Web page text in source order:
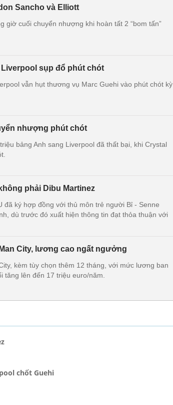
Sancho và Elliott
giờ cuối chuyển nhượng khi hoàn tất 2 “bom tấn”
sụp đổ phút chót
vẫn hụt thương vụ Marc Guehi vào phút chót kỳ
nhượng phút chót
bảng Anh sang Liverpool đã thất bại, khi Crystal
phải Dibu Martinez
đã ký hợp đồng với thủ môn trẻ người Bỉ - Senne
dù trước đó xuất hiện thông tin đạt thỏa thuận với
City, lương cao ngất ngưởng
kèm tùy chọn thêm 12 tháng, với mức lương ban
tăng lên đến 17 triệu euro/năm.
chốt Guehi